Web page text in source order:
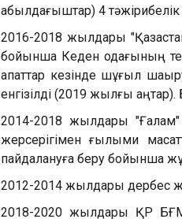
қабылдағыштар) 4
2016-2018 жылдары
бойынша Кеден одағының
апаттар кезінде шұғыл
енгізілді (2019 жылғы
2014-2018 жылдары "Ғалам"
жерсерігімен ғылыми
пайдалануға беру бойынша
2012-2014 жылдары дербес
2018-2020 жылдары ҚР БҒМ